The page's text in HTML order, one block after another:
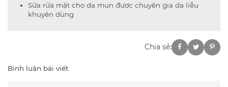
Sữa rửa mặt cho da mụn được chuyên gia da liễu
khuyên dùng
Chia sẻ:
Bình luận bài viết